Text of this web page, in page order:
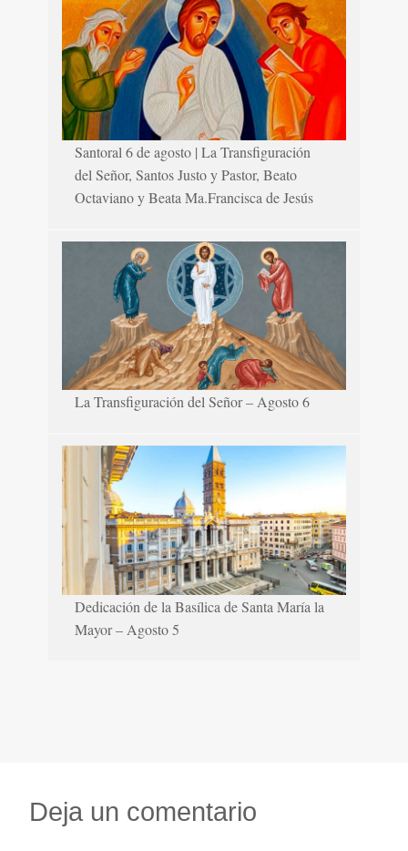
Santoral 6 de agosto | La Transfiguración
del Señor, Santos Justo y Pastor, Beato
Octaviano y Beata Ma.Francisca de Jesús
La Transfiguración del Señor – Agosto 6
Dedicación de la Basílica de Santa María la
Mayor – Agosto 5
Deja un comentario